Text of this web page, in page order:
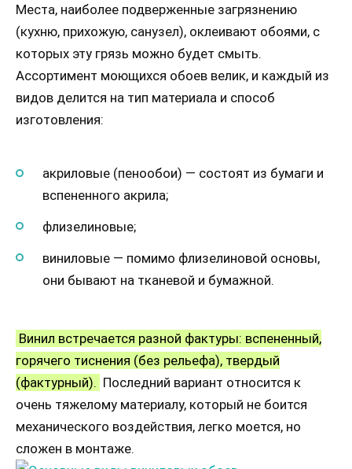
Места, наиболее подверженные загрязнению
(кухню, прихожую, санузел), оклеивают обоями, с
которых эту грязь можно будет смыть.
Ассортимент моющихся обоев велик, и каждый из
видов делится на тип материала и способ
изготовления:
акриловые (пенообои) — состоят из бумаги и
вспененного акрила;
флизелиновые;
виниловые — помимо флизелиновой основы,
они бывают на тканевой и бумажной.
Винил встречается разной фактуры: вспененный,
горячего тиснения (без рельефа), твердый
(фактурный). Последний вариант относится к
очень тяжелому материалу, который не боится
механического воздействия, легко моется, но
сложен в монтаже.